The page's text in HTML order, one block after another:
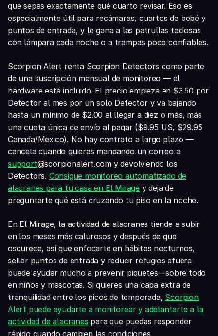
que sepas exactamente qué cuarto revisar. Eso es
especialmente útil para recámaras, cuartos de bebé y
puntos de entrada, y le gana a las patrullas tediosas
con lámpara cada noche o a trampas poco confiables.
Scorpion Alert renta Scorpion Detectors como parte
de una suscripción mensual de monitoreo — el
hardware está incluido. El precio empieza en $3.50 por
Detector al mes por un solo Detector y va bajando
hasta un mínimo de $2.00 al llegar a diez o más, más
una cuota única de envío al pagar ($9.95 US, $29.95
Canada/Mexico). No hay contrato a largo plazo —
cancela cuando quieras mandando un correo a
support@scorpionalert.com y devolviendo los
Detectors. Consigue monitoreo automatizado de
alacranes para tu casa en El Mirage y deja de
preguntarte qué está cruzando tu piso en la noche.
En El Mirage, la actividad de alacranes tiende a subir
en los meses más calurosos y después de que
oscurece, así que enfocarte en hábitos nocturnos,
sellar puntos de entrada y reducir refugios afuera
puede ayudar mucho a prevenir piquetes—sobre todo
en niños y mascotas. Si quieres una capa extra de
tranquilidad entre los picos de temporada, Scorpion
Alert puede ayudarte a monitorear y adelantarte a la
actividad de alacranes para que puedas responder
rápido cuando cambien las condiciones.